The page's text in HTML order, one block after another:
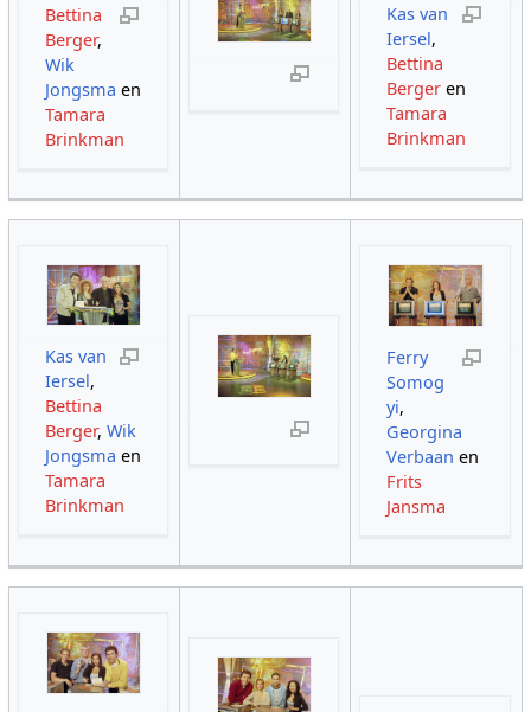
Bettina
Berger,
Wik
Jongsma en
Tamara
Brinkman
Kas van
Iersel,
Bettina
Berger en
Tamara
Brinkman
Kas van
Iersel,
Bettina
Berger,Wik
Jongsma en
Tamara
Brinkman
Ferry
Somog
yi,
Georgina
Verbaan en
Frits
Jansma